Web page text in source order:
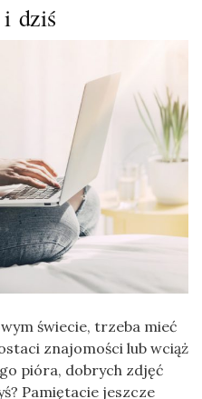
dziś
świecie, trzeba mieć
znajomości lub wciąż
pióra, dobrych zdjęć
Pamiętacie jeszcze